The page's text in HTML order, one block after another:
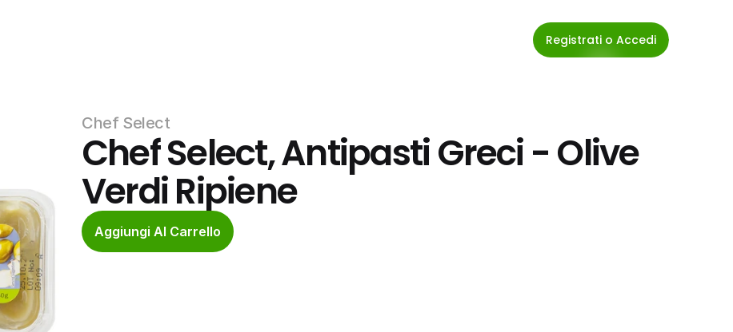
Registrati o Accedi
Chef Select
Chef Select, Antipasti Greci - Olive
Verdi Ripiene
Aggiungi Al Carrello